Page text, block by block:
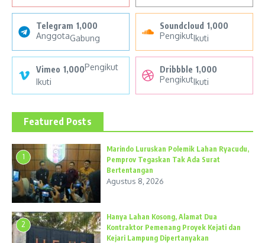
Telegram 1,000
AnggotaGabung
Soundcloud 1,000
PengikutIkuti
Vimeo 1,000Pengikut
Ikuti
Dribbble 1,000
PengikutIkuti
Featured Posts
1
Marindo Luruskan Polemik Lahan Ryacudu,
Pemprov Tegaskan Tak Ada Surat
Bertentangan
Agustus 8, 2026
2
Hanya Lahan Kosong, Alamat Dua
Kontraktor Pemenang Proyek Kejati dan
Kejari Lampung Dipertanyakan